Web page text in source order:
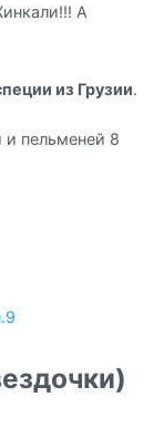
А
из Грузии.
пельменей 8